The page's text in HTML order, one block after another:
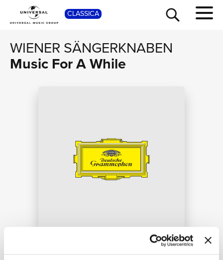
CLASSICA
WIENER SÄNGERKNABEN
Music For A While
SHOP
TOUR NEWS
RICERCA